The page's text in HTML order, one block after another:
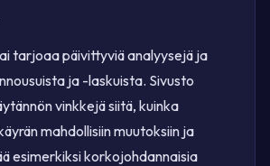
tarjoaa päivittyviä analyysejä ja
ja -laskuista. Sivusto
vinkkejä siitä, kuinka
mahdollisiin muutoksiin ja
esimerkiksi korkojohdannaisia